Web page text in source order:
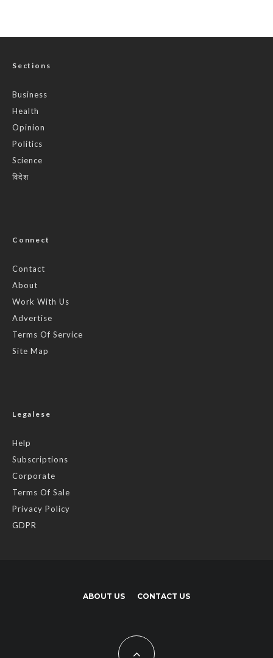
Sections
Business
Health
Opinion
Politics
Science
विदेश
Connect
Contact
About
Work With Us
Advertise
Terms Of Service
Site Map
Legalese
Help
Subscriptions
Corporate
Terms Of Sale
Privacy Policy
GDPR
ABOUT US CONTACT US